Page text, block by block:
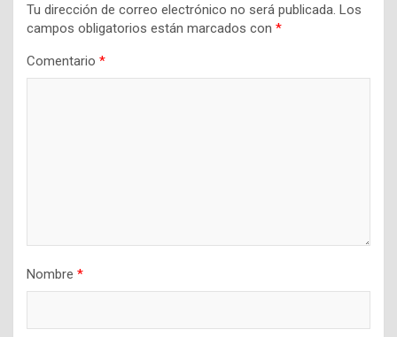
Tu dirección de correo electrónico no será publicada. Los
campos obligatorios están marcados con *
Comentario *
Nombre *